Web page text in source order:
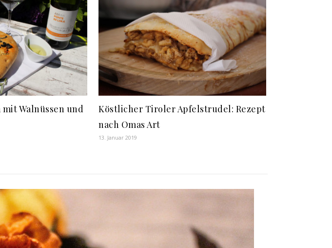
Walnüssen und
Köstlicher Tiroler Apfelstrudel: Rezept
nach Omas Art
13. Januar 2019